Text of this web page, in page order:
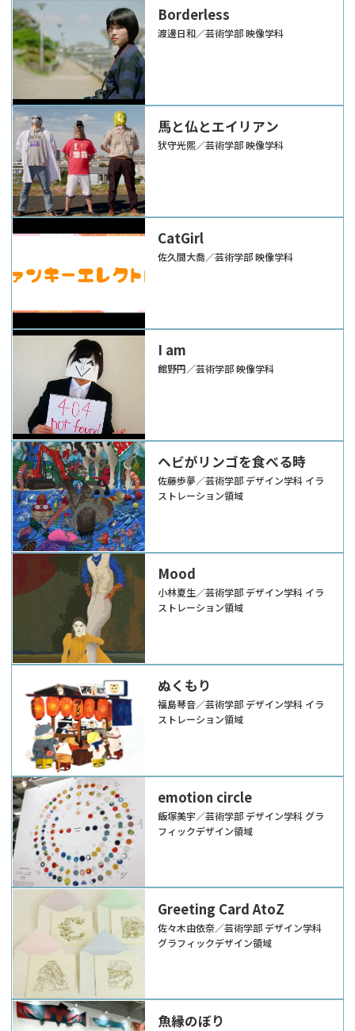
Borderless
渡邊日和／芸術学部 映像学科
馬と仏とエイリアン
犾守光熙／芸術学部 映像学科
CatGirl
佐久間大喬／芸術学部 映像学科
I am
館野円／芸術学部 映像学科
ヘビがリンゴを食べる時
佐藤歩夢／芸術学部 デザイン学科 イラ
ストレーション領域
Mood
小林夏生／芸術学部 デザイン学科 イラ
ストレーション領域
ぬくもり
福島琴音／芸術学部 デザイン学科 イラ
ストレーション領域
emotion circle
飯塚美宇／芸術学部 デザイン学科 グラ
フィックデザイン領域
Greeting Card AtoZ
佐々木由依奈／芸術学部 デザイン学科
グラフィックデザイン領域
魚縁のぼり